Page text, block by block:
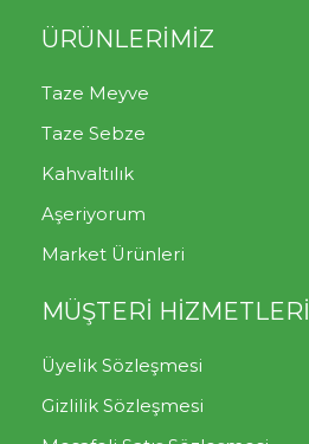
ÜRÜNLERİMİZ
Taze Meyve
Taze Sebze
Kahvaltılık
Aşeriyorum
Market Ürünleri
MÜŞTERİ HİZMETLERİ
Üyelik Sözleşmesi
Gizlilik Sözleşmesi